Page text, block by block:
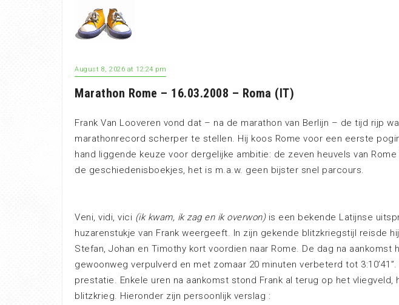
August 8, 2026 at 12:24 pm
Marathon Rome – 16.03.2008 – Roma (IT)
Frank Van Looveren vond dat – na de marathon van Berlijn – de tijd rijp
marathonrecord scherper te stellen. Hij koos Rome voor een eerste
hand liggende keuze voor dergelijke ambitie: de zeven heuvels van
de geschiedenisboekjes, het is m.a.w. geen bijster snel parcours.
Veni, vidi, vici (ik kwam, ik zag en ik overwon)is een bekende Latijnse
huzarenstukje van Frank weergeeft. In zijn gekende blitzkriegstijl reisde
Stefan, Johan en Timothy kort voordien naar Rome. De dag na aankomst
gewoonweg verpulverd en met zomaar 20 minuten verbeterd tot
prestatie. Enkele uren na aankomst stond Frank al terug op het
blitzkrieg. Hieronder zijn persoonlijk verslag :